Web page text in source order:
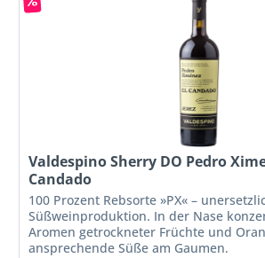
Valdespino Sherry DO Pedro
Candado
100 Prozent Rebsorte »PX« –
Süßweinproduktion. In der Nase
Aromen getrockneter Früchte und
ansprechende Süße am Gaumen.